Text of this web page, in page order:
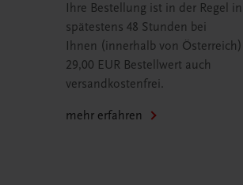
Ihre Bestellung ist in der Regel in
spätestens 48 Stunden bei
Ihnen (innerhalb von
29,00 EUR Bestellwert auch
versandkostenfrei.
mehr erfahren